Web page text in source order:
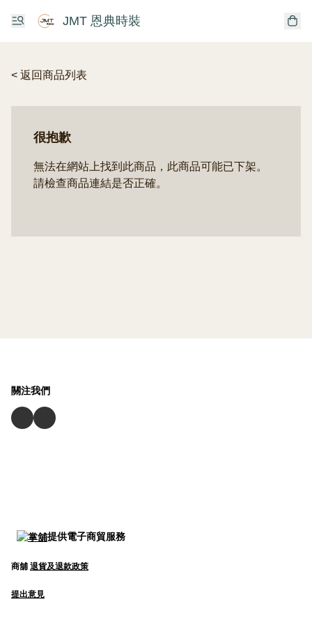
JMT 恩典時裝
< 返回商品列表
很抱歉
無法在網站上找到此商品，此商品可能已下架。
請檢查商品連結是否正確。
關注我們
提供電子商貿服務
商舖 退貨及退款政策
提出意見